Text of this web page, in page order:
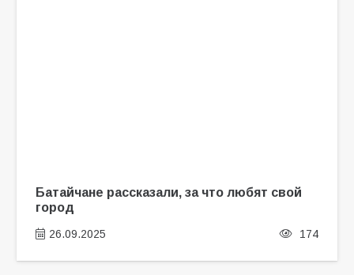
Батайчане рассказали, за что любят свой
город
26.09.2025 174